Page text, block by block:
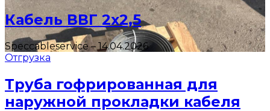
Кабель ВВГ 2х2,5
Speccableservice–14.04.2026
Отгрузка
Труба гофрированная для
наружной прокладки кабеля